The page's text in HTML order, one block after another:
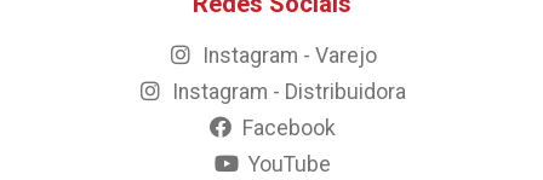
Instagram - Varejo
Instagram - Distribuidora
Facebook
YouTube